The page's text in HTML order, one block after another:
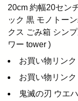
20cm 約幅20セン
ック 黒 モノトー
クス ごみ箱 シン
ワー tower )
お買い物リンク
お買い物リンク
鬼滅の刃 ウエ